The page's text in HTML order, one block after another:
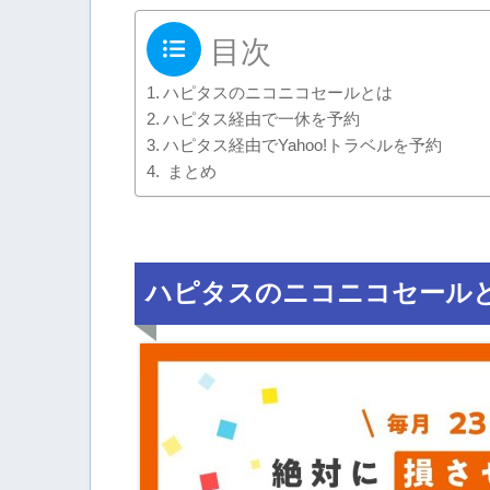
目次
ハピタスのニコニコセールとは
ハピタス経由で一休を予約
ハピタス経由でYahoo!トラベルを予約
まとめ
ハピタスのニコニコセール